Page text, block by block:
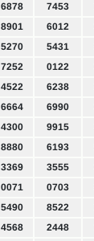
6878 7453
8901 6012
5270 5431
7252 0122
4522 6238
6664 6990
4300 9915
8880 6193
3369 3555
0071 0703
5490 8522
4568 2448